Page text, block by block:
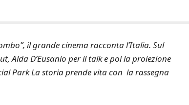
il grande cinema racconta l’Italia. Sul
Alda D’Eusanio per il talk e poi la proiezione
Park La storia prende vita con la rassegna